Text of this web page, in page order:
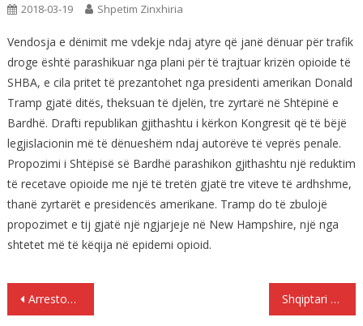
2018-03-19 Shpetim Zinxhiria
Vendosja e dënimit me vdekje ndaj atyre që janë dënuar për trafik
droge është parashikuar nga plani për të trajtuar krizën opioide të
SHBA, e cila pritet të prezantohet nga presidenti amerikan Donald
Tramp gjatë ditës, theksuan të djelën, tre zyrtarë në Shtëpinë e
Bardhë. Drafti republikan gjithashtu i kërkon Kongresit që të bëjë
legjislacionin më të dënueshëm ndaj autorëve të veprës penale.
Propozimi i Shtëpisë së Bardhë parashikon gjithashtu një reduktim
të recetave opioide me një të tretën gjatë tre viteve të ardhshme,
thanë zyrtarët e presidencës amerikane. Tramp do të zbulojë
propozimet e tij gjatë një ngjarjeje në New Hampshire, një nga
shtetet më të këqija në epidemi opioid.
Lëvizje
Arrestohet grupi kriminal shqiptar Shqiptari denohet me 108,5 vjet burg, por ben vetëm 8,5 vjet